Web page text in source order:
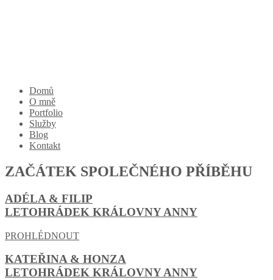
Domů
O mně
Portfolio
Služby
Blog
Kontakt
ZAČÁTEK SPOLEČNÉHO PŘÍBĚHU
ADÉLA & FILIP
LETOHRÁDEK KRÁLOVNY ANNY
PROHLÉDNOUT
KATEŘINA & HONZA
LETOHRÁDEK KRÁLOVNY ANNY